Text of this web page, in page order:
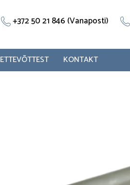
+372 50 21 846 (Vanaposti)
ETTEVÕTTEST KONTAKT